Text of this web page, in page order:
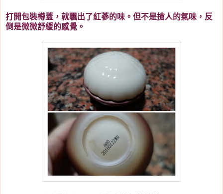
打開包裝樽蓋，就飄出了紅蔘的味。但不是搶人的氣味，反
倒是微微舒緩的感覺。